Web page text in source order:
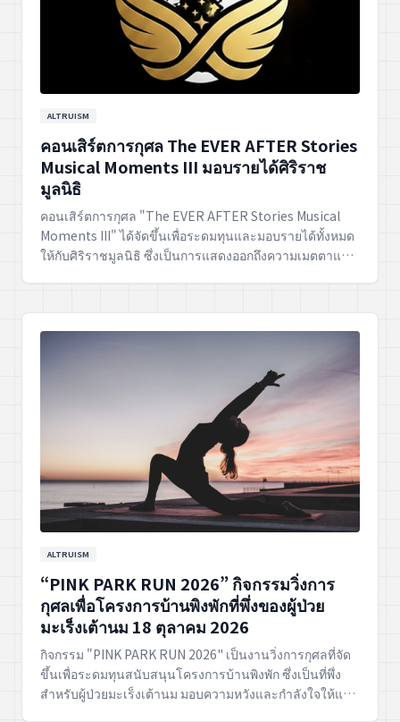
ALTRUISM
คอนเสิร์ตการกุศล The EVER AFTER Stories
Musical Moments III มอบรายได้ศิริราช
มูลนิธิ
คอนเสิร์ตการกุศล "The EVER AFTER Stories Musical
Moments III" ได้จัดขึ้นเพื่อระดมทุนและมอบรายได้ทั้งหมด
ให้กับศิริราชมูลนิธิ ซึ่งเป็นการแสดงออกถึงความเมตตาและ
ALTRUISM
“PINK PARK RUN 2026” กิจกรรมวิ่งการ
กุศลเพื่อโครงการบ้านพิงพักที่พึ่งของผู้ป่วย
มะเร็งเต้านม 18 ตุลาคม 2026
กิจกรรม "PINK PARK RUN 2026" เป็นงานวิ่งการกุศลที่จัด
ขึ้นเพื่อระดมทุนสนับสนุนโครงการบ้านพิงพัก ซึ่งเป็นที่พึ่ง
สำหรับผู้ป่วยมะเร็งเต้านม มอบความหวังและกำลังใจให้แก่ผู้